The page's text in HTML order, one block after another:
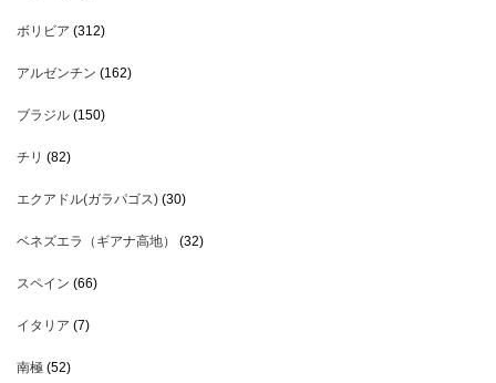
ボリビア (312)
アルゼンチン (162)
ブラジル (150)
チリ (82)
エクアドル(ガラパゴス) (30)
ベネズエラ（ギアナ高地） (32)
スペイン (66)
イタリア (7)
南極 (52)